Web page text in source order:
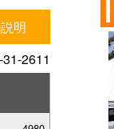
明
2611